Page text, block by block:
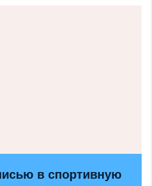
в спортивную